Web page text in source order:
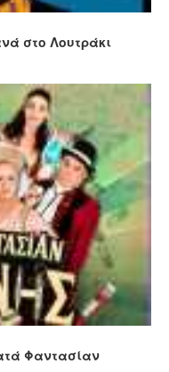
στο Λουτράκι
Φαντασίαν